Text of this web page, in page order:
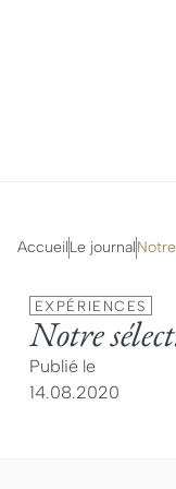
AccueilLe journal
EXPÉRIENCES
Notre
Publié le
14.08.2020